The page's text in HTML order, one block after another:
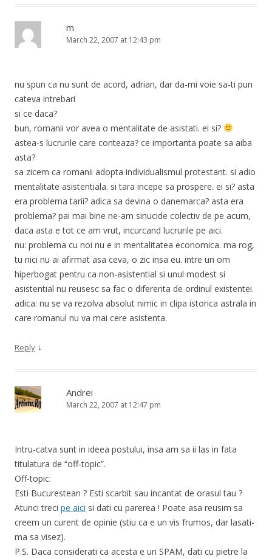
m
March 22, 2007 at 12:43 pm
nu spun ca nu sunt de acord, adrian, dar da-mi voie sa-ti pun
cateva intrebari
si ce daca?
bun, romanii vor avea o mentalitate de asistati. ei si?
astea-s lucrurile care conteaza? ce importanta poate sa aiba
asta?
sa zicem ca romanii adopta individualismul protestant. si adio
mentalitate asistentiala. si tara incepe sa prospere. ei si? asta
era problema tarii? adica sa devina o danemarca? asta era
problema? pai mai bine ne-am sinucide colectiv de pe acum,
daca asta e tot ce am vrut, incurcand lucrurile pe aici.
nu: problema cu noi nu e in mentalitatea economica. ma rog,
tu nici nu ai afirmat asa ceva, o zic insa eu. intre un om
hiperbogat pentru ca non-asistential si unul modest si
asistential nu reusesc sa fac o diferenta de ordinul existentei.
adica: nu se va rezolva absolut nimic in clipa istorica astrala in
care romanul nu va mai cere asistenta.
Reply ↓
Andrei
March 22, 2007 at 12:47 pm
Intru-catva sunt in ideea postului, insa am sa ii las in fata
titulatura de “off-topic”.
Off-topic:
Esti Bucurestean ? Esti scarbit sau incantat de orasul tau ?
Atunci treci pe aici si dati cu parerea ! Poate asa reusim sa
creem un curent de opinie (stiu ca e un vis frumos, dar lasati-
ma sa visez).
P.S. Daca considerati ca acesta e un SPAM, dati cu pietre la